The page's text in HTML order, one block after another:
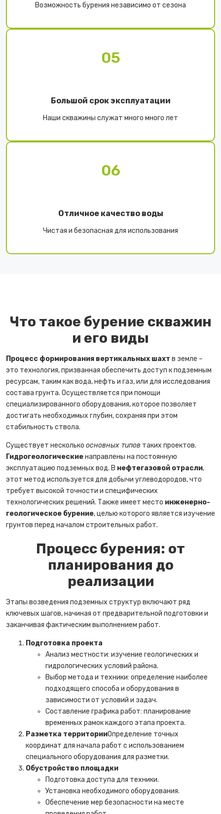
Возможность бурения независимо от сезона
05
Большой срок эксплуатации
Наши скважины служат много много лет
06
Отличное качество воды
Чистая и безопасная для использования
Что такое бурение скважин
и его виды
Процесс формирования вертикальных шахт в земле –
это технология, призванная обеспечить доступ к подземным
ресурсам, таким как вода, нефть и газ, или для исследования
состава грунта. Осуществляется при помощи
специализированного оборудования, которое позволяет
достигать необходимых глубин, сохраняя при этом
стабильность ствола.
Существует несколько основных типов таких проектов.
Гидрогеологическиенаправлены на постоянную
эксплуатацию подземных вод. В нефтегазовой отрасли,
этот метод используется для добычи углеводородов, что
требует высокой точности и специфических
технологических решений. Также имеет место инженерно-
геологическое бурение, целью которого является изучение
грунтов перед началом строительных работ.
Процесс бурения: от
планирования до
реализации
Этапы возведения подземных структур включают ряд
ключевых шагов, начиная от предварительной подготовки и
заканчивая фактическим выполнением работ.
Подготовка проекта
Анализ местности: изучение геологических и
гидрологических условий района.
Выбор метода и техники: определение наиболее
подходящего способа и оборудования в
зависимости от условий и задач.
Составление графика работ: планирование
временных рамок каждого этапа проекта.
Разметка территорииОпределение точных
координат для начала работ с использованием
специального оборудования для разметки.
Обустройство площадки
Подготовка доступа для техники.
Установка необходимого оборудования.
Обеспечение мер безопасности на месте